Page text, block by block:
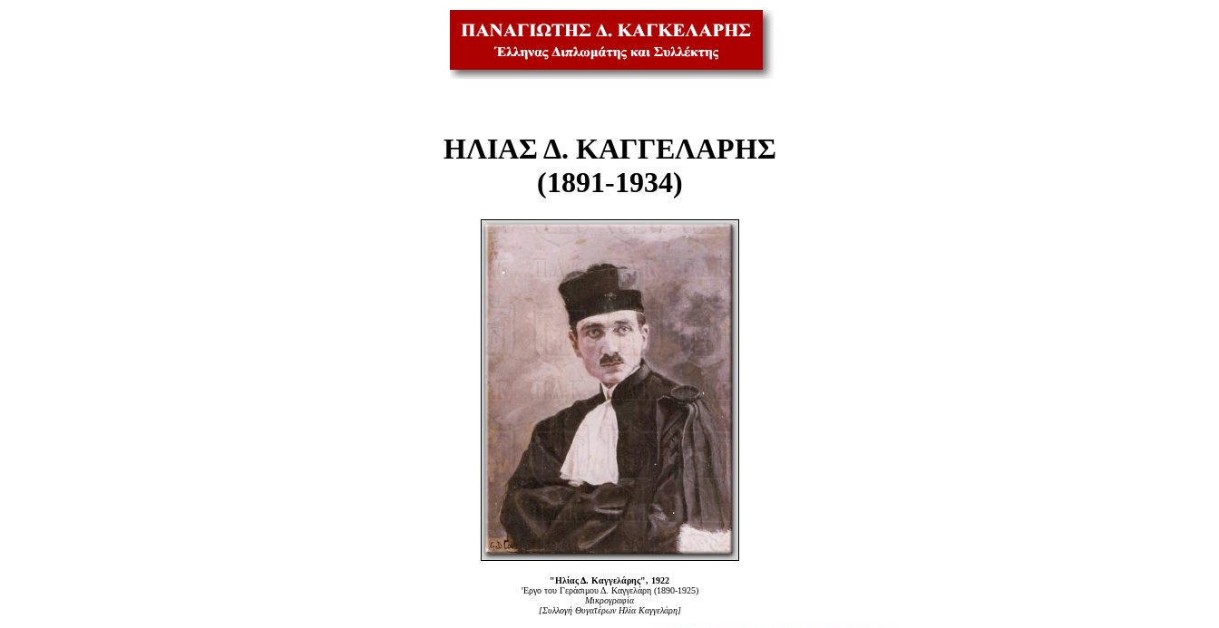
ΗΛΙΑΣ Δ. ΚΑΓΓΕΛΑΡΗΣ
(1891-1934)
"Ηλίας Δ. Καγγελάρης", 1922
'Εργο του Γεράσιμου Δ. Καγγελάρη (1890-1925)
Μικρογραφία
[Συλλογή Θυγατέρων Ηλία Καγγελάρη]